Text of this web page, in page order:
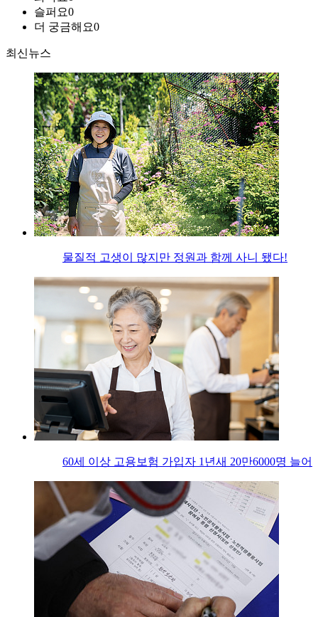
슬퍼요0
더 궁금해요0
최신뉴스
물질적 고생이 많지만 정원과 함께 사니 됐다!
60세 이상 고용보험 가입자 1년새 20만6000명 늘어